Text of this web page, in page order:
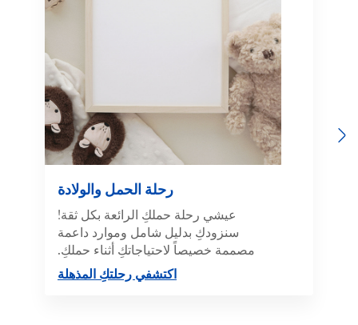
Previous
رحلة الحمل والولادة
عيشي رحلة حملكِ الرائعة بكل ثقة!
سنزودكِ بدليل شامل وموارد داعمة
مصممة خصيصاً لاحتياجاتكِ أثناء حملكِ.
اكتشفي رحلتكِ المذهلة